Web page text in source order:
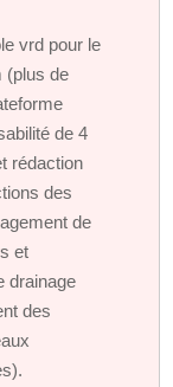
vrd pour le
(plus de
de 4
rédaction
des
de
et
drainage
des